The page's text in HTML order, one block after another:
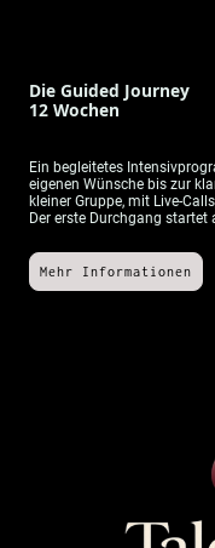
Die Guided Journey
12 Wochen
Ein begleitetes
eigenen Wünsche bis zur
kleiner Gruppe, mit Live-
Der erste Durchgang startet
Mehr Informationen